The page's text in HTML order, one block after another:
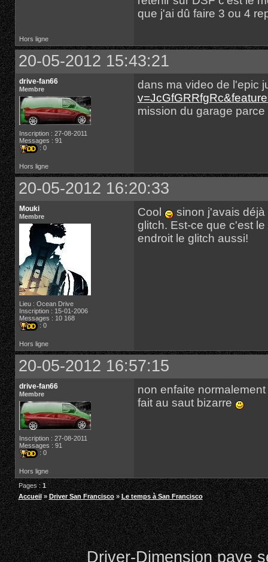
que j'ai dû faire 3 ou 4
Hors ligne
20-05-2012 15:43:21
drive-fan66
Membre
Inscription : 27-08-2011
Messages : 91
: 0
dans ma video de l'epic
mission du garage
Hors ligne
20-05-2012 16:20:33
Mouki
Membre
Lieu : Ocean Drive
Inscription : 15-01-2006
Messages : 10 168
: 0
Cool
sinon j'avais déjà
glitch. Est-ce que c'est
endroit le glitch aussi!
Hors ligne
20-05-2012 16:57:15
drive-fan66
Membre
Inscription : 27-08-2011
Messages : 91
: 0
non enfaite
fait au saut bizarre
Hors ligne
Pages :1
Accueil »Driver San Francisco »Le temps à San Francisco
Driver-Dimension paye